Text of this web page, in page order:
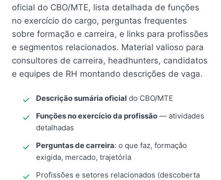
oficial do CBO/MTE, lista detalhada de funções
no exercício do cargo, perguntas frequentes
sobre formação e carreira, e links para profissões
e segmentos relacionados. Material valioso para
consultores de carreira, headhunters, candidatos
e equipes de RH montando descrições de vaga.
Descrição sumária oficial do CBO/MTE
Funções no exercício da profissão — atividades
detalhadas
Perguntas de carreira: o que faz, formação
exigida, mercado, trajetória
Profissões e setores relacionados (descoberta